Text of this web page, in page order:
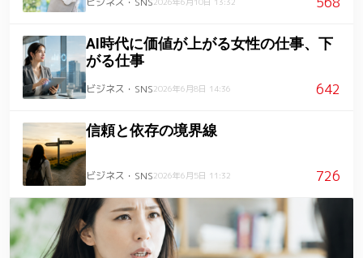
AI時代に価値が上がる女性の仕事、下
がる仕事
ビジネス・SNS2026年6月8日 14:36 642
信頼と依存の境界線
ビジネス・SNS2026年6月5日 11:32 726